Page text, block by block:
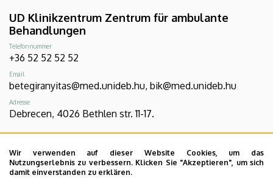
Wir verwenden auf dieser Website Cookies, um das
Nutzungserlebnis zu verbessern. Klicken Sie "Akzeptieren", um sich
damit einverstanden zu erklären.
UD Klinikzentrum Zentrum für ambulante
Behandlungen
Telefonnummer
+36 52 52 52 52
Email
betegiranyitas@med.unideb.hu, bik@med.unideb.hu
Adresse
Debrecen, 4026 Bethlen str. 11-17.
Telefonnummer
+36 54 507 555